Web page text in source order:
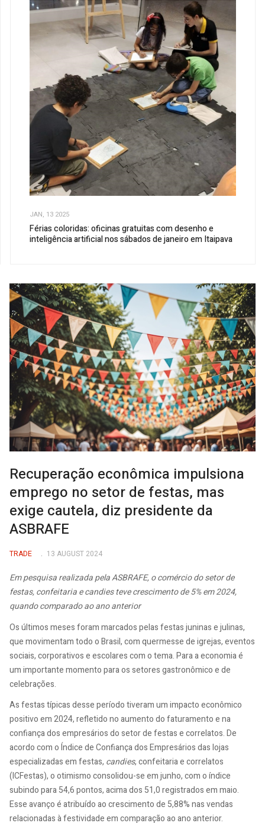
JAN, 13 2025
Férias coloridas: oficinas gratuitas com desenho e
inteligência artificial nos sábados de janeiro em Itaipava
Recuperação econômica impulsiona
emprego no setor de festas, mas
exige cautela, diz presidente da
ASBRAFE
TRADE 13 AUGUST 2024
Em pesquisa realizada pela ASBRAFE, o comércio do setor de
festas, confeitaria e candies teve crescimento de 5% em 2024,
quando comparado ao ano anterior
Os últimos meses foram marcados pelas festas juninas e julinas,
que movimentam todo o Brasil, com quermesse de igrejas, eventos
sociais, corporativos e escolares com o tema. Para a economia é
um importante momento para os setores gastronômico e de
celebrações.
As festas típicas desse período tiveram um impacto econômico
positivo em 2024, refletido no aumento do faturamento e na
confiança dos empresários do setor de festas e correlatos. De
acordo com o Índice de Confiança dos Empresários das lojas
especializadas em festas, candies, confeitaria e correlatos
(ICFestas), o otimismo consolidou-se em junho, com o índice
subindo para 54,6 pontos, acima dos 51,0 registrados em maio.
Esse avanço é atribuído ao crescimento de 5,88% nas vendas
relacionadas à festividade em comparação ao ano anterior.